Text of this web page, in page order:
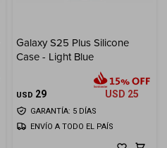
Galaxy S25 Plus Silicone
Case - Light Blue
USD 29 USD 25
GARANTÍA: 5 DÍAS
ENVÍO A TODO EL PAÍS